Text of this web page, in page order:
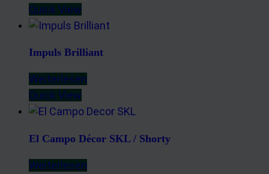
Quick View
Impuls Brilliant
Weiterlesen
Quick View
El Campo Décor SKL / Shorty
Weiterlesen